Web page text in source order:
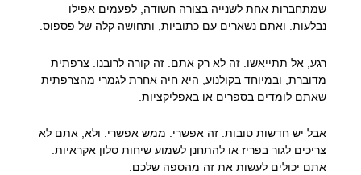
שמתחברות אחת לשנייה בצורה חשודה, לפעמים אפילו
נבלעות. ואתם נשארים עם כתוביות, ותחושה קלה של פספוס.
רגע, אל תתייאשו. זה לא רק אתם. זה קורה לרובנו. צרפתית
מדוברת, ובמיוחד בקולנוע, היא חיה אחרת לגמרי מהצרפתית
שאתם לומדים בספרים או באפליקציות.
אבל יש חדשות טובות. זה אפשרי. ממש אפשרי. ולא, אתם לא
צריכים לגור בפריז או להתחנן לשמוע שיחות סלון אקראיות.
אתם יכולים לעשות את זה מהספה שלכם.